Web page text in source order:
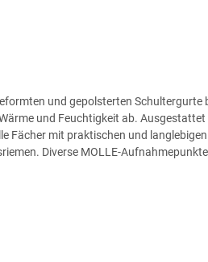
und gepolsterten
und Feuchtigkeit ab.
mit praktischen und
Diverse MOLLE-